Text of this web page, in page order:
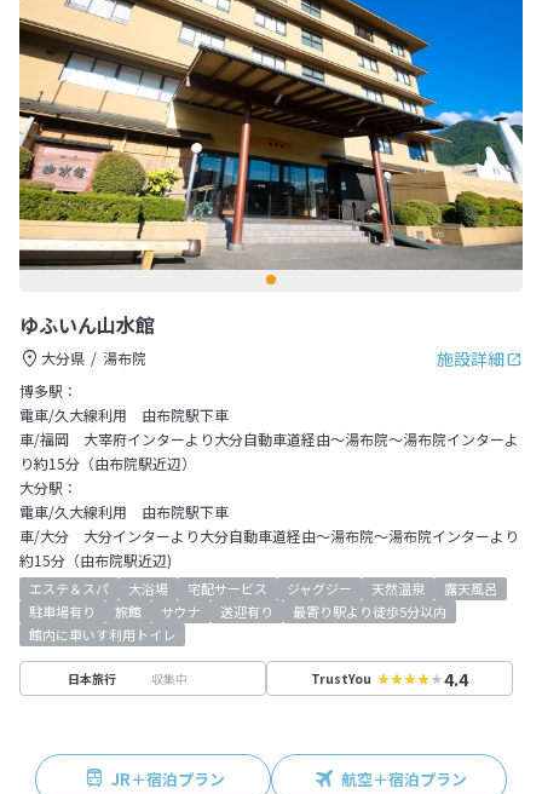
ゆふいん山水館
施設詳細
大分県
湯布院
博多駅：
電車/久大線利用 由布院駅下車
車/福岡 大宰府インターより大分自動車道経由～湯布院～湯布院インターよ
り約15分（由布院駅近辺）
大分駅：
電車/久大線利用 由布院駅下車
車/大分 大分インターより大分自動車道経由～湯布院～湯布院インターより
約15分（由布院駅近辺)
エステ＆スパ 大浴場 宅配サービス ジャグジー 天然温泉
露天風呂
駐車場有り
旅館 サウナ 送迎有り
最寄り駅より徒歩5分以内
館内に車いす利用トイレ
日本旅行 収集中 TrustYou 4.4
JR＋宿泊プラン 航空＋宿泊プラン